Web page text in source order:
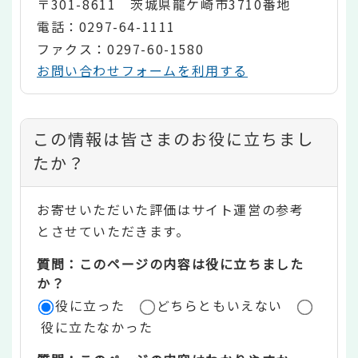
電話：0297-64-1111
ファクス：0297-60-1580
お問い合わせフォームを利用する
コ
ン
テ
ン
ツ
評
価
この情報は皆さまのお役に立ちまし
たか？
お寄せいただいた評価はサイト運営の参考
とさせていただきます。
質問：このページの内容は役に立ちました
か？
役に立った
どちらともいえない
役に立たなかった